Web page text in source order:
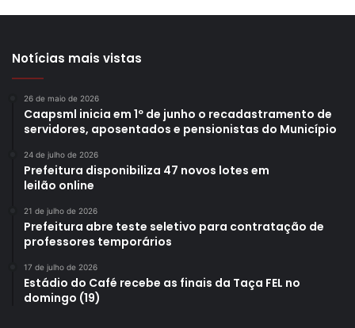
Notícias mais vistas
26 de maio de 2026
Caapsml inicia em 1º de junho o recadastramento de
servidores, aposentados e pensionistas do Município
24 de julho de 2026
Prefeitura disponibiliza 47 novos lotes em
leilão online
21 de julho de 2026
Prefeitura abre teste seletivo para contratação de
professores temporários
17 de julho de 2026
Estádio do Café recebe as finais da Taça FEL no
domingo (19)